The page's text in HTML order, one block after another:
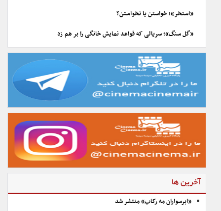
«استخر»؛ خواستن یا نخواستن؟
«گل سنگ»؛ سریالی که قواعد نمایش خانگی را بر هم زد
آخرین ها
«ابرسواران مه رکاب» منتشر شد